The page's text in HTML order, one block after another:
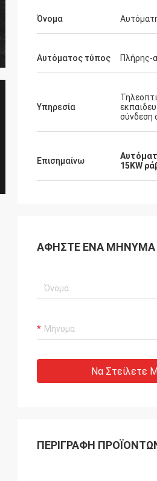
2,5 έτη, αγοράσαμε τη
άξιζαν την
και θα επιθυμούσαμε να
για τους
Η
Όνομα
Αυτόματος τύπος Πλήρης-
Υπηρεσία
σύνδεση
Επισημαίνω
15KW
ΑΦΉΣΤΕ ΈΝΑ ΜΉΝΥΜΑ
Να Στείλετε
ΠΕΡΙΓΡΑΦΉ